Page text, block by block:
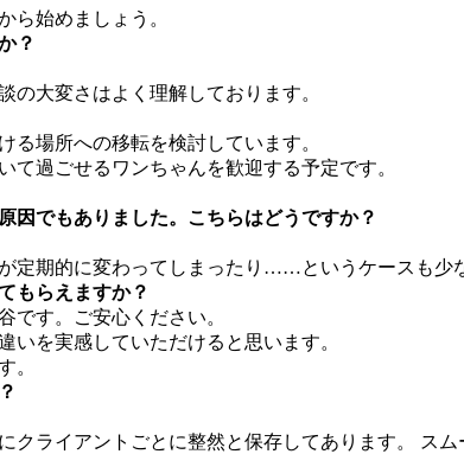
ら始めましょう。
？
大変さはよく理解しております。
場所への移転を検討しています。
過ごせるワンちゃんを歓迎する予定です。
因でもありました。こちらはどうですか？
定期的に変わってしまったり……というケースも少
もらえますか？
です。ご安心ください。
を実感していただけると思います。
。
ライアントごとに整然と保存してあります。 ス